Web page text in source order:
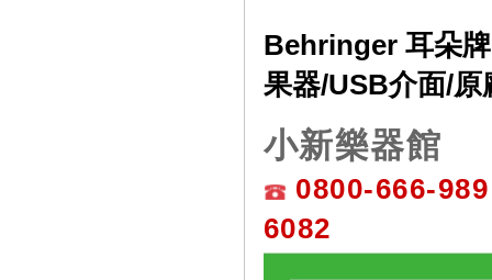
Behringer 耳朵
果器/USB介面/
小新樂器館
0800-666-989
6082